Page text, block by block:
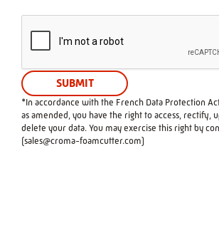
*In accordance with the French Data Protection
as amended, you have the right to access, rectify,
delete your data. You may exercise this right by
(sales@croma-foamcutter.com)